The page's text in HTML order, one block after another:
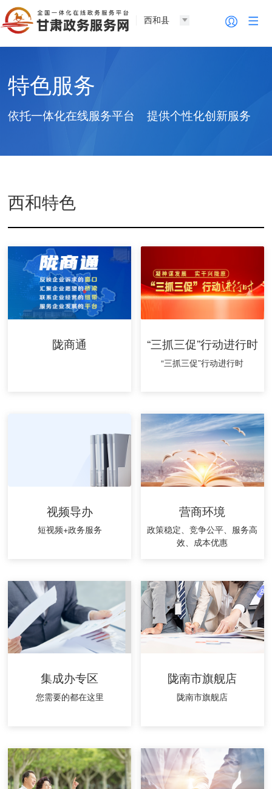
西和县
特色服务
依托一体化在线服务平台 提供个性化创新服务
西和特色
陇商通 “三抓三促”行动进行时
“三抓三促”行动进行时
视频导办
短视频+政务服务
营商环境
政策稳定、竞争公平、服务高
效、成本优惠
集成办专区
您需要的都在这里
陇南市旗舰店
陇南市旗舰店